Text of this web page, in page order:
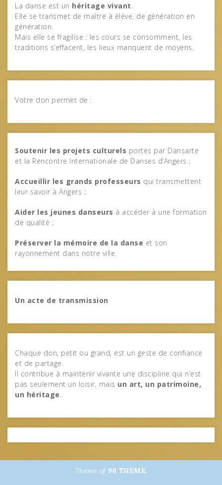
La danse est un héritage vivant.
Elle se transmet de maître à élève, de génération en
génération.
Mais elle se fragilise : les cours se consomment, les
traditions s’effacent, les lieux manquent de moyens.
Votre don permet de :
Soutenir les projets culturels portés par Dansarte
et la Rencontre Internationale de Danses d’Angers ;
Accueillir les grands professeurs qui transmettent
leur savoir à Angers ;
Aider les jeunes danseurs à accéder à une formation
de qualité ;
Préserver la mémoire de la danse et son
rayonnement dans notre ville.
Un acte de transmission
Chaque don, petit ou grand, est un geste de confiance
et de partage.
Il contribue à maintenir vivante une discipline qui n’est
pas seulement un loisir, mais un art, un patrimoine,
un héritage.
Theme of 96 THEME.